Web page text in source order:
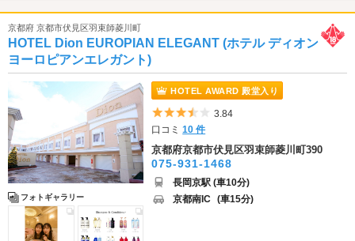
京都府 京都市伏見区羽束師菱川町
HOTEL Dion EUROPIAN ELEGANT (ホテル ディオン
ヨーロピアンエレガント)
フォトギャラリー
HOTEL AWARD 殿堂入り
5つ星のうち3.5
3.84
口コミ10 件
京都府京都市伏見区羽束師菱川町390
075-931-1468
長岡京駅 (車10分)
京都南IC (車15分)